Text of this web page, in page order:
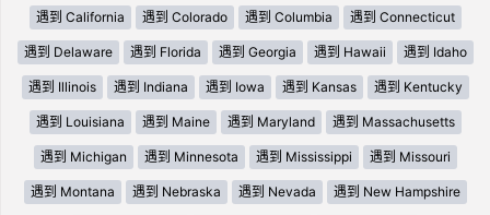
遇到 California 遇到 Colorado 遇到 Columbia 遇到 Connecticut
遇到 Delaware 遇到 Florida 遇到 Georgia 遇到 Hawaii 遇到 Idaho
遇到 Illinois 遇到 Indiana 遇到 Iowa 遇到 Kansas 遇到 Kentucky
遇到 Louisiana 遇到 Maine 遇到 Maryland 遇到 Massachusetts
遇到 Michigan 遇到 Minnesota 遇到 Mississippi 遇到 Missouri
遇到 Montana 遇到 Nebraska 遇到 Nevada 遇到 New Hampshire